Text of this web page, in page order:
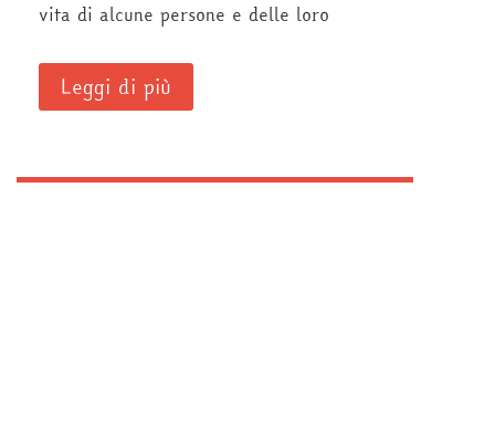
vita di alcune persone e delle loro
Leggi di più